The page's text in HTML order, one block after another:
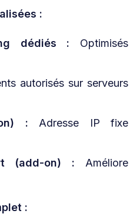
:
dédiés : Optimisés
autorisés sur serveurs
: Adresse IP fixe
(add-on) : Améliore
: